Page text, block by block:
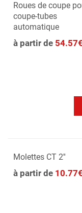
Roues de coupe
coupe-tubes
automatique
à partir de 54.57€
Molettes CT 2''
à partir de 10.77€